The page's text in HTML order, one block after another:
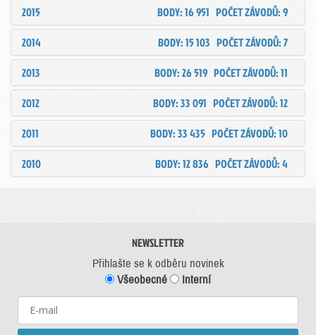
2015
POČET ZÁVODŮ: 9
BODY: 16 951
2014
POČET ZÁVODŮ: 7
BODY: 15 103
2013
POČET ZÁVODŮ: 11
BODY: 26 519
2012
POČET ZÁVODŮ: 12
BODY: 33 091
2011
POČET ZÁVODŮ: 10
BODY: 33 435
2010
POČET ZÁVODŮ: 4
BODY: 12 836
NEWSLETTER
Přihlašte se k odběru novinek
Všeobecné
Interní